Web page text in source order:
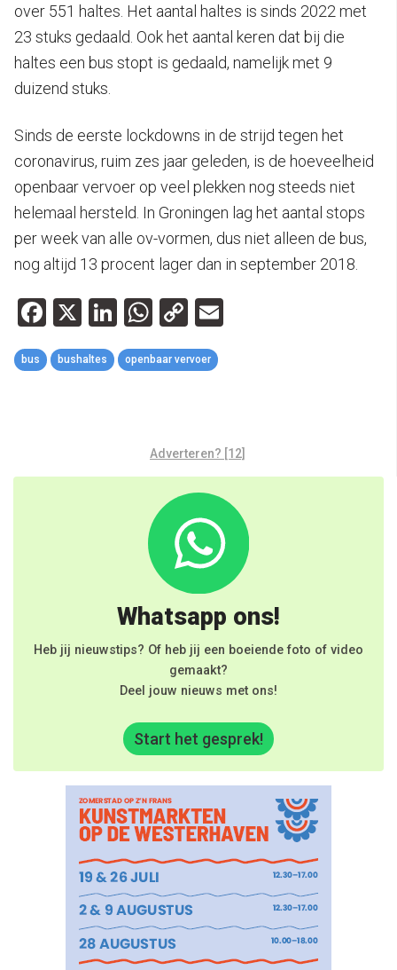
over 551 haltes. Het aantal haltes is sinds 2022 met
23 stuks gedaald. Ook het aantal keren dat bij die
haltes een bus stopt is gedaald, namelijk met 9
duizend stuks.
Sinds de eerste lockdowns in de strijd tegen het
coronavirus, ruim zes jaar geleden, is de hoeveelheid
openbaar vervoer op veel plekken nog steeds niet
helemaal hersteld. In Groningen lag het aantal stops
per week van alle ov-vormen, dus niet alleen de bus,
nog altijd 13 procent lager dan in september 2018.
Facebook
X LinkedIn
WhatsApp
Copy
Link
bus bushaltes openbaar vervoer
Adverteren? [12]
Whatsapp ons!
Heb jij nieuwstips? Of heb jij een boeiende foto of video
gemaakt?
Deel jouw nieuws met ons!
Start het gesprek!